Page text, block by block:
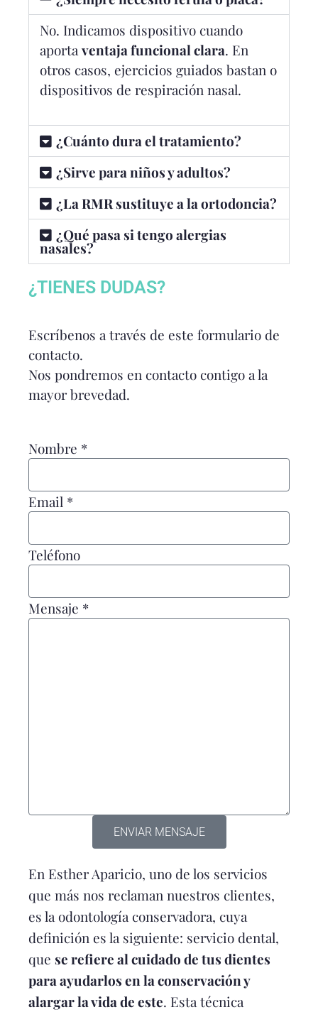
No. Indicamos dispositivo cuando
aporta ventaja funcional clara. En
otros casos, ejercicios guiados bastan o
dispositivos de respiración nasal.
¿Cuánto dura el tratamiento?
¿Sirve para niños y adultos?
¿La RMR sustituye a la ortodoncia?
¿Qué pasa si tengo alergias
nasales?
¿TIENES DUDAS?
Escríbenos a través de este formulario de
contacto.
Nos pondremos en contacto contigo a la
mayor brevedad.
Nombre *
Email *
Teléfono
Mensaje *
ENVIAR MENSAJE
En Esther Aparicio, uno de los servicios
que más nos reclaman nuestros clientes,
es la odontología conservadora, cuya
definición es la siguiente: servicio dental,
que se refiere al cuidado de tus dientes
para ayudarlos en la conservación y
alargar la vida de este. Esta técnica